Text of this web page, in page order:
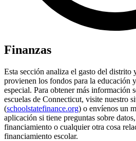
Finanzas
Esta sección analiza el gasto del distrito
provienen los fondos para la educación
especial. Para obtener más información
escuelas de Connecticut, visite nuestro
(schoolstatefinance.org) o envíenos un
aplicación si tiene preguntas sobre
financiamiento o cualquier otra cosa
financiamiento escolar.